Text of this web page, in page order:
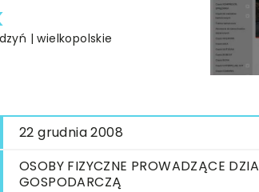
| wielkopolskie
22 grudnia 2008
OSOBY FIZYCZNE PROWADZĄCE
GOSPODARCZĄ